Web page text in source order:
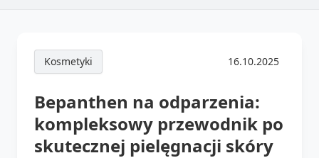
Kosmetyki 16.10.2025
Bepanthen na odparzenia:
kompleksowy przewodnik po
skutecznej pielęgnacji skóry